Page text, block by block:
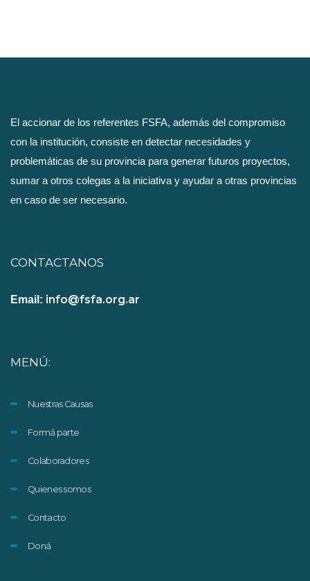
El accionar de los referentes FSFA, además del compromiso
con la institución, consiste en detectar necesidades y
problemáticas de su provincia para generar futuros proyectos,
sumar a otros colegas a la iniciativa y ayudar a otras provincias
en caso de ser necesario.
CONTACTANOS
Email: info@fsfa.org.ar
MENÚ:
Nuestras Causas
Formá parte
Colaboradores
Quienes somos
Contacto
Doná